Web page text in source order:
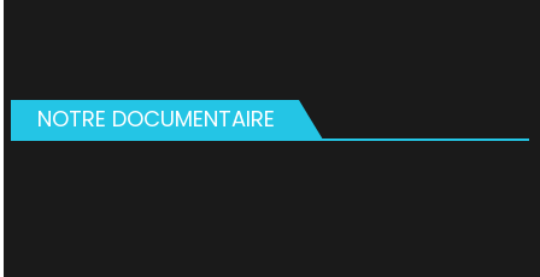
NOTRE DOCUMENTAIRE